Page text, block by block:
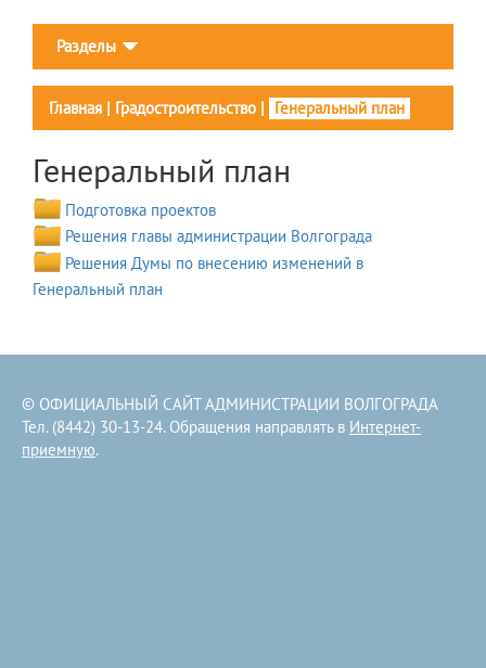
Разделы
Главная | Градостроительство | Генеральный план
Генеральный план
Подготовка проектов
Решения главы администрации Волгограда
Решения Думы по внесению изменений в
Генеральный план
© ОФИЦИАЛЬНЫЙ САЙТ АДМИНИСТРАЦИИ ВОЛГОГРАДА
Тел. (8442) 30-13-24. Обращения направлять в Интернет-
приемную.